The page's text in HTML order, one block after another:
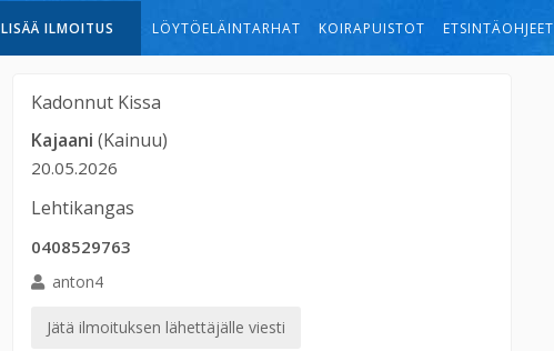
LISÄÄ ILMOITUS LÖYTÖELÄINTARHAT KOIRAPUISTOT ETSINTÄOHJEET
Kadonnut Kissa
Kajaani (Kainuu)
20.05.2026
Lehtikangas
0408529763
anton4
Jätä ilmoituksen lähettäjälle viesti